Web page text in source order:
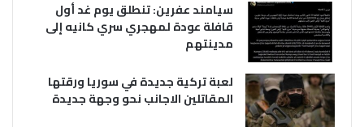
سيامند عفرين: تنطلق يوم غد أول
قافلة عودة لمهجري سري كانيه إلى
مدينتهم
لعبة تركية جديدة في سوريا ورقتها
المقاتلين الاجانب نحو وجهة جديدة